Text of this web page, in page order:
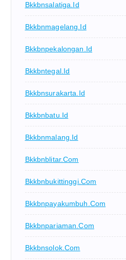
Bkkbnsalatiga.id
Bkkbnmagelang.id
Bkkbnpekalongan.id
Bkkbntegal.id
Bkkbnsurakarta.id
Bkkbnbatu.id
Bkkbnmalang.id
Bkkbnblitar.com
Bkkbnbukittinggi.com
Bkkbnpayakumbuh.com
Bkkbnpariaman.com
Bkkbnsolok.com